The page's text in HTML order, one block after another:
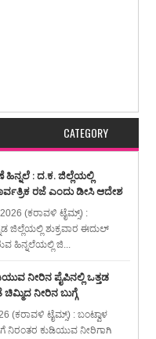
CATEGORY
: ದ.ಕ. ಜಿಲ್ಲೆಯಲ್ಲಿ
ರಜೆ ಎಂದು ಡೀಸಿ ಆದೇಶ
(ಕರಾವಳಿ ಟೈಮ್ಸ್) :
ಜಿಲ್ಲೆಯಲ್ಲಿ ಶುಕ್ರವಾರ ಈದುಲ್
ಹಿನ್ನಲೆಯಲ್ಲಿ ಜಿ...
ನೀರಿನ ಪೈಪಿನಲ್ಲಿ ಒತ್ತಡ
ನೀರಿನ ಬುಗ್ಗೆ
(ಕರಾವಳಿ ಟೈಮ್ಸ್) : ಬಂಟ್ವಾಳ
ನಿರಂತರ ಕುಡಿಯುವ ನೀರಿಗಾಗಿ